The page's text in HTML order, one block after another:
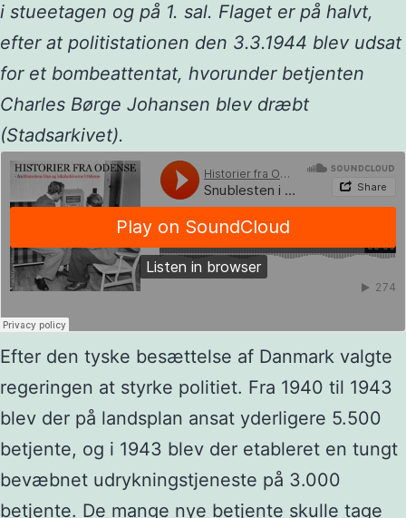
i stueetagen og på 1. sal. Flaget er på halvt,
efter at politistationen den 3.3.1944 blev udsat
for et bombeattentat, hvorunder betjenten
Charles Børge Johansen blev dræbt
(Stadsarkivet).
Efter den tyske besættelse af Danmark valgte
regeringen at styrke politiet. Fra 1940 til 1943
blev der på landsplan ansat yderligere 5.500
betjente, og i 1943 blev der etableret en tungt
bevæbnet udrykningstjeneste på 3.000
betjente. De mange nye betjente skulle tage